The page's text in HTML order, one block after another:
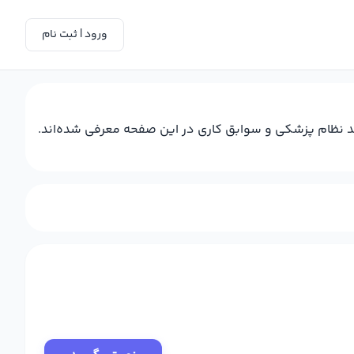
ورود | ثبت نام
کد نظام پزشکی و سوابق کاری در این صفحه معرفی شده‌اند.